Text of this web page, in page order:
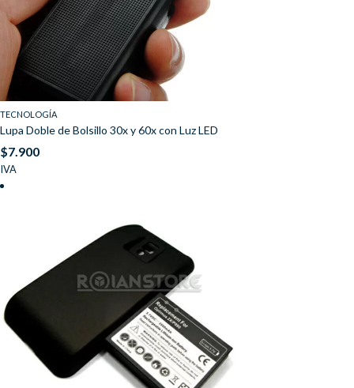
TECNOLOGÍA
Lupa Doble de Bolsillo 30x y 60x con Luz LED
$7.900
IVA